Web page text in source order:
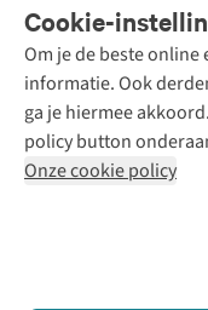
Cookie-
Om je de beste
informatie. Ook
ga je hiermee
policy button
Onze cookie policy
Retail Concepts
N.V.,
Smallandlaan
9, 2660